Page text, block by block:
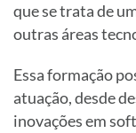
que se trata de
outras áreas
Essa formação
atuação, desde
inovações em